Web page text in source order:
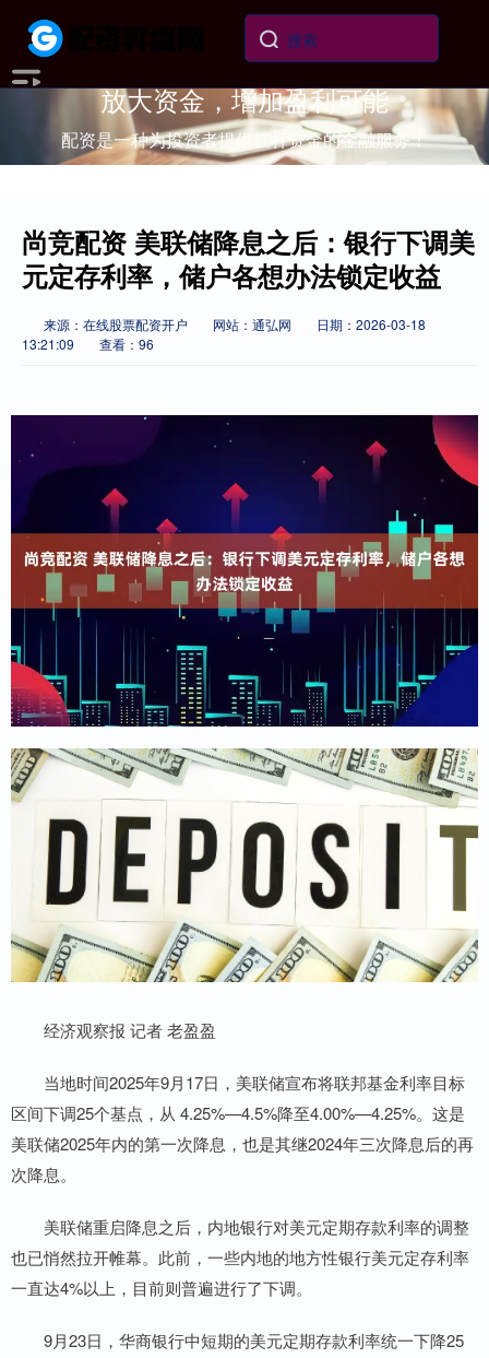
放大资金，增加盈利可能
配资是一种为投资者提供杠杆资金的金融服务！
尚竞配资 美联储降息之后：银行下调美
元定存利率，储户各想办法锁定收益
来源：在线股票配资开户 网站：通弘网
日期：2026-03-18
13:21:09
查看：96
经济观察报 记者 老盈盈
当地时间2025年9月17日，美联储宣布将联邦基金利率目标
区间下调25个基点，从 4.25%—4.5%降至4.00%—4.25%。这是
美联储2025年内的第一次降息，也是其继2024年三次降息后的再
次降息。
美联储重启降息之后，内地银行对美元定期存款利率的调整
也已悄然拉开帷幕。此前，一些内地的地方性银行美元定存利率
一直达4%以上，目前则普遍进行了下调。
9月23日，华商银行中短期的美元定期存款利率统一下降25